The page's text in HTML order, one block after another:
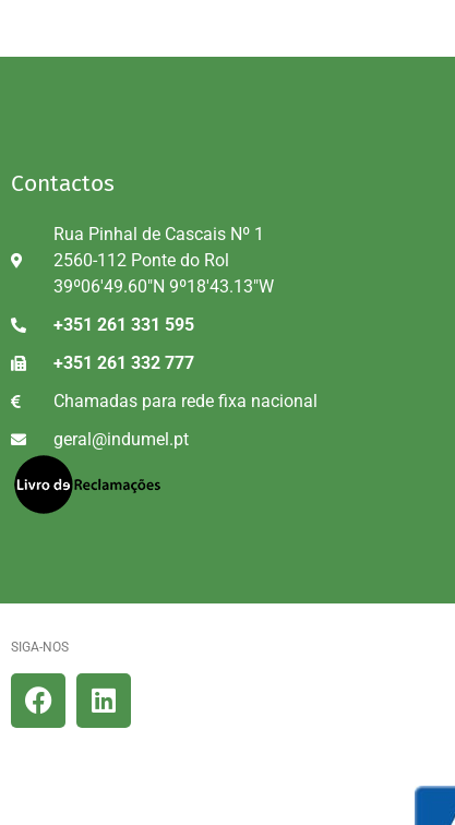
Contactos
Rua Pinhal de Cascais Nº 1
2560-112 Ponte do Rol
39º06'49.60"N 9º18'43.13"W
+351 261 331 595
+351 261 332 777
Chamadas para rede fixa nacional
geral@indumel.pt
SIGA-NOS